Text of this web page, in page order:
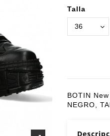
Talla
BOTIN
NEGRO,